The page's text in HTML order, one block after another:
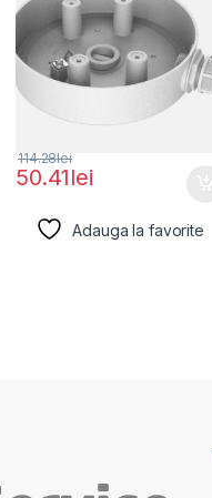
50.41lei
114.28lei
Adauga la favorite